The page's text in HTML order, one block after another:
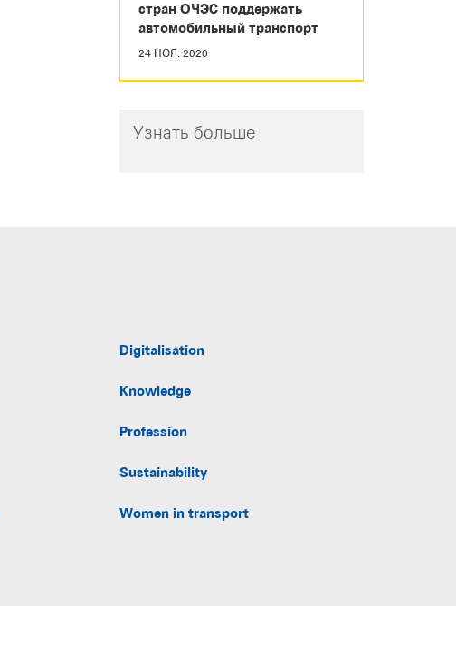
стран ОЧЭС поддержать
автомобильный транспорт
24 НОЯ. 2020
Узнать больше
Digitalisation
Knowledge
Profession
Sustainability
Women in transport